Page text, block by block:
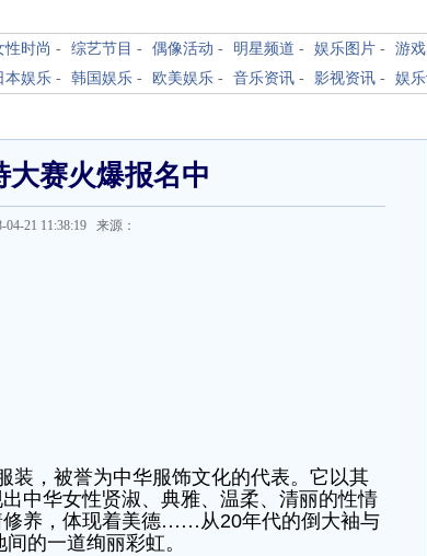
性时尚 - 综艺节目 - 偶像活动 - 明星频道 - 娱乐图片 - 游戏
本娱乐 - 韩国娱乐 - 欧美娱乐 - 音乐资讯 - 影视资讯 - 娱
赛火爆报名中
04-21 11:38:19 来源：
装，被誉为中华服饰文化的代表。它以其
中华女性贤淑、典雅、温柔、清丽的性情
修养，体现着美德……从20年代的倒大袖与
的一道绚丽彩虹。